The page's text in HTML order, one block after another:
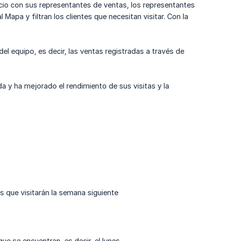
con sus representantes de ventas, los representantes
y filtran los clientes que necesitan visitar. Con la
equipo, es decir, las ventas registradas a través de
y ha mejorado el rendimiento de sus visitas y la
que visitarán la semana siguiente